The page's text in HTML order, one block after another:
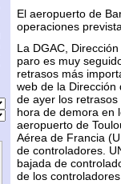
El aeropuerto de
operaciones
La DGAC,
paro es muy
retrasos más
web de la Dirección
de ayer los
hora de demora en
aeropuerto de
Aérea de Francia
de controladores.
bajada de
de los